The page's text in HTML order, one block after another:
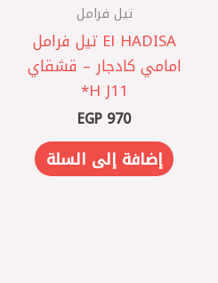
تيل فرامل
El HADISA تيل فرامل
امامي كادجار – قشقاي
J11 ‏‎‏H*
EGP 970
إضافة إلى السلة